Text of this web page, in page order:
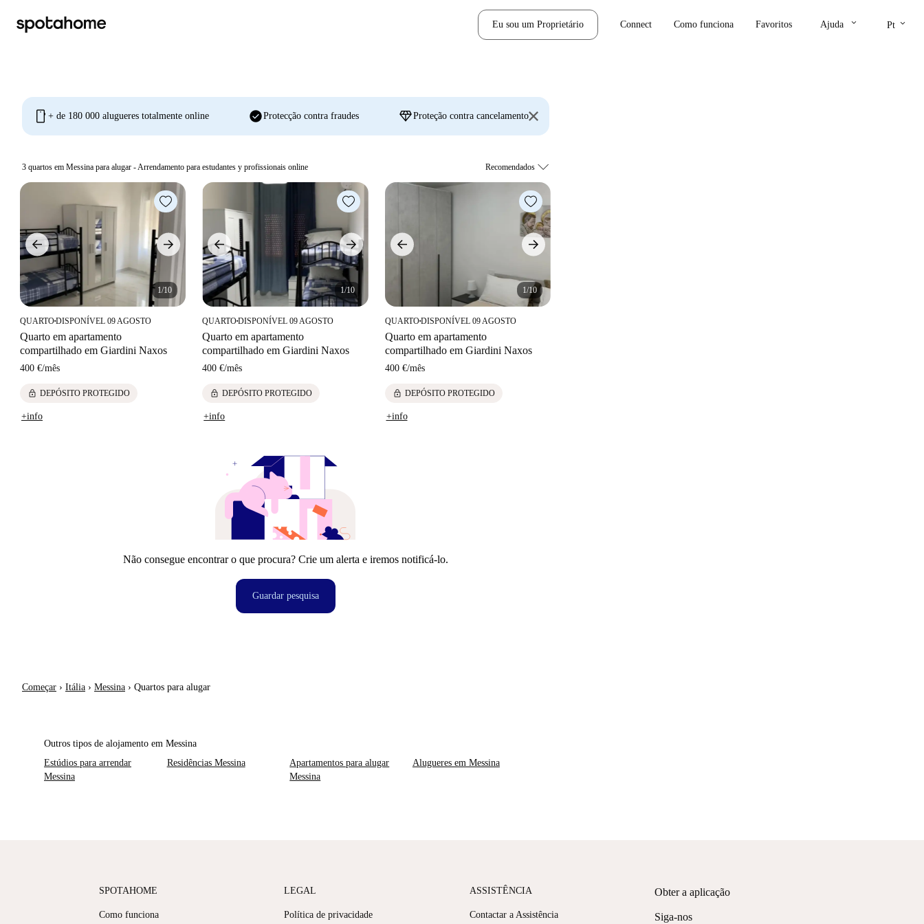
Eu sou um Proprietário Connect Como funciona Favoritos Ajuda keyboard_arrow_down Pt keyboard_arrow_down
mobile + de 180 000 alugueres totalmente online check_circleProtecção contra fraudes diamondProteção contra cancelamento
3 quartos em Messina para alugar - Arrendamento para estudantes y profissionais online
1/10
QUARTO■DISPONÍVEL 09 AGOSTO
Quarto em apartamento
compartilhado em Giardini Naxos
400 €/mês
lock DEPÓSITO PROTEGIDO
+info
1/10
QUARTO■DISPONÍVEL 09 AGOSTO
Quarto em apartamento
compartilhado em Giardini Naxos
400 €/mês
lock DEPÓSITO PROTEGIDO
+info
1/10
QUARTO■DISPONÍVEL 09 AGOSTO
Quarto em apartamento
compartilhado em Giardini Naxos
400 €/mês
lock DEPÓSITO PROTEGIDO
+info
Não consegue encontrar o que procura? Crie um alerta e iremos notificá-lo.
Guardar pesquisa
Começar › Itália › Messina › Quartos para alugar
Outros tipos de alojamento em Messina
Estúdios para arrendar
Messina
Residências Messina
Apartamentos para alugar
Messina
Alugueres em Messina
SPOTAHOME
Como funciona
LEGAL
Política de privacidade
ASSISTÊNCIA
Contactar a Assistência
Obter a aplicação
Siga-nos